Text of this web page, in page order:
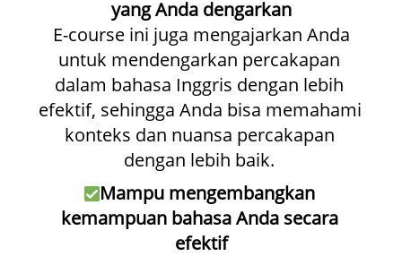
yang Anda dengarkan
untuk mendengarkan percakapan
dalam bahasa Inggris dengan lebih
efektif, sehingga Anda bisa memahami
konteks dan nuansa percakapan
dengan lebih baik.
Mampu mengembangkan
kemampuan bahasa Anda secara
efektif